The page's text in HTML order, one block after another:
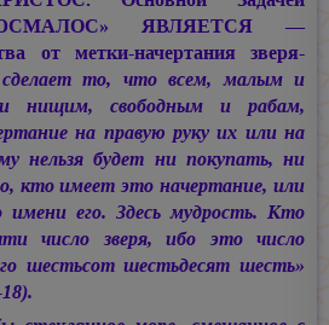
ЯВЛЯЕТСЯ —
от метки-начертания зверя-
то, что всем, малым и
нищим, свободным и рабам,
на правую руку их или на
нельзя будет ни покупать, ни
кто имеет это начертание, или
имени его. Здесь мудрость. Кто
число зверя, ибо это число
шестьсот шестьдесят шесть»